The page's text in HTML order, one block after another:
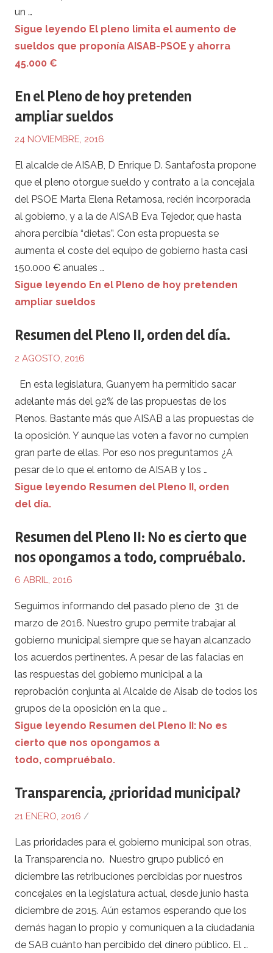
un …
Sigue leyendo El pleno limita el aumento de
sueldos que proponía AISAB-PSOE y ahorra
45.000 €
En el Pleno de hoy pretenden
ampliar sueldos
24 NOVIEMBRE, 2016
El alcalde de AISAB, D Enrique D. Santafosta propone
que el pleno otorgue sueldo y contrato a la concejala
del PSOE Marta Elena Retamosa, recién incorporada
al gobierno, y a la de AISAB Eva Tejedor, que hasta
ahora percibía “dietas”. Con esta propuesta se
aumenta el coste del equipo de gobierno hasta casi
150.000 € anuales …
Sigue leyendo En el Pleno de hoy pretenden
ampliar sueldos
Resumen del Pleno II, orden del día.
2 AGOSTO, 2016
En esta legislatura, Guanyem ha permitido sacar
adelante más del 92% de las propuestas de los
Plenos. Bastante más que AISAB a las propuestas de
la oposición. Y aunque las voten a favor no cumplen
gran parte de ellas. Por eso nos preguntamos ¿A
pesar de lo que el entorno de AISAB y los …
Sigue leyendo Resumen del Pleno II, orden
del día.
Resumen del Pleno II: No es cierto que
nos opongamos a todo, compruébalo.
6 ABRIL, 2016
Seguimos informando del pasado pleno de 31 de
marzo de 2016. Nuestro grupo permite trabajar al
gobierno municipal siempre que se hayan alcanzado
los acuerdos pertinentes. A pesar de las falacias en
las respuestas del gobierno municipal a la
reprobación conjunta al Alcalde de Aisab de todos los
grupos de la oposición en la que …
Sigue leyendo Resumen del Pleno II: No es
cierto que nos opongamos a
todo, compruébalo.
Transparencia, ¿prioridad municipal?
21 ENERO, 2016 /
Las prioridades para el gobierno municipal son otras,
la Transparencia no. Nuestro grupo publicó en
diciembre las retribuciones percibidas por nuestros
concejales en la legislatura actual, desde junio hasta
diciembre de 2015. Aún estamos esperando que los
demás hagan lo propio y comuniquen a la ciudadanía
de SAB cuánto han percibido del dinero público. El …